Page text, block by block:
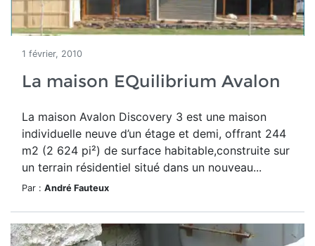
1 février, 2010
La maison EQuilibrium Avalon
La maison Avalon Discovery 3 est une maison
individuelle neuve d’un étage et demi, offrant 244
m2 (2 624 pi²) de surface habitable,construite sur
un terrain résidentiel situé dans un nouveau...
Par : André Fauteux